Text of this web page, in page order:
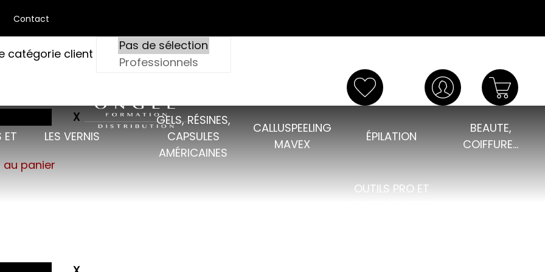
Contact
catégorie client
panier
ET
LES VERNIS
GELS, RÉSINES,
CAPSULES
AMÉRICAINES
CALLUSPEELING
MAVEX
ÉPILATION
BEAUTE,
COIFFURE...
OUTILS PRO ET